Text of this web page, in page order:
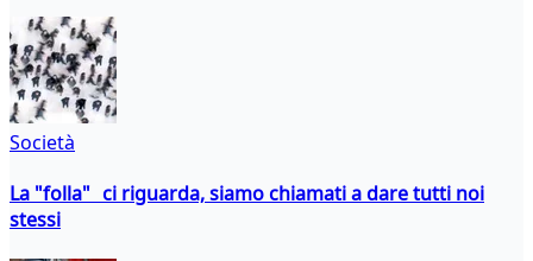
Società
La "folla" ci riguarda, siamo chiamati a dare tutti noi
stessi